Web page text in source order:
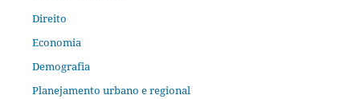
Direito
Economia
Demografia
Planejamento urbano e regional